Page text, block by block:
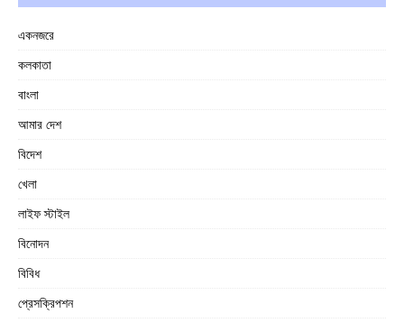
একনজরে
কলকাতা
বাংলা
আমার দেশ
বিদেশ
খেলা
লাইফ স্টাইল
বিনোদন
বিবিধ
প্রেসক্রিপশন